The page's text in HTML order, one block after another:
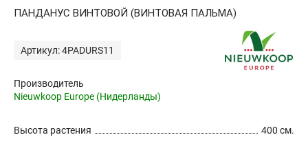
ПАНДАНУС ВИНТОВОЙ (ВИНТОВАЯ ПАЛЬМА)
Артикул: 4PADURS11
Производитель
Nieuwkoop Europe (Нидерланды)
400 см.
Высота растения